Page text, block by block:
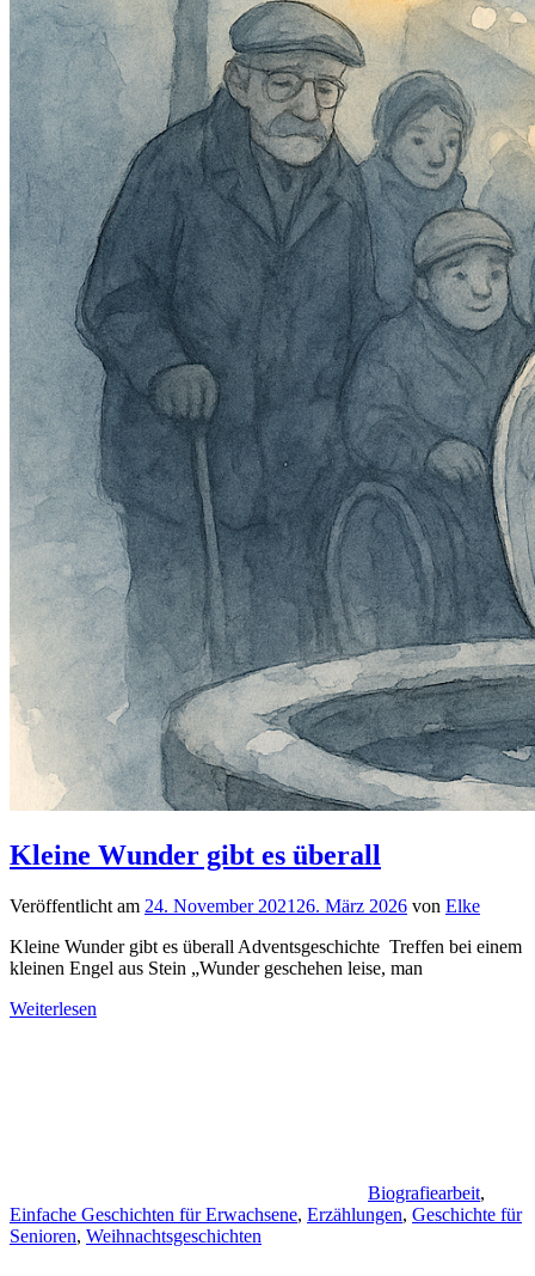
Kleine Wunder gibt es überall
Veröffentlicht am 24. November 2021 26. März 2026 von Elke
Kleine Wunder gibt es überall Adventsgeschichte Treffen bei einem
kleinen Engel aus Stein „Wunder geschehen leise, man
Weiterlesen
Biografiearbeit,
Einfache Geschichten für Erwachsene, Erzählungen, Geschichte für
Senioren, Weihnachtsgeschichten